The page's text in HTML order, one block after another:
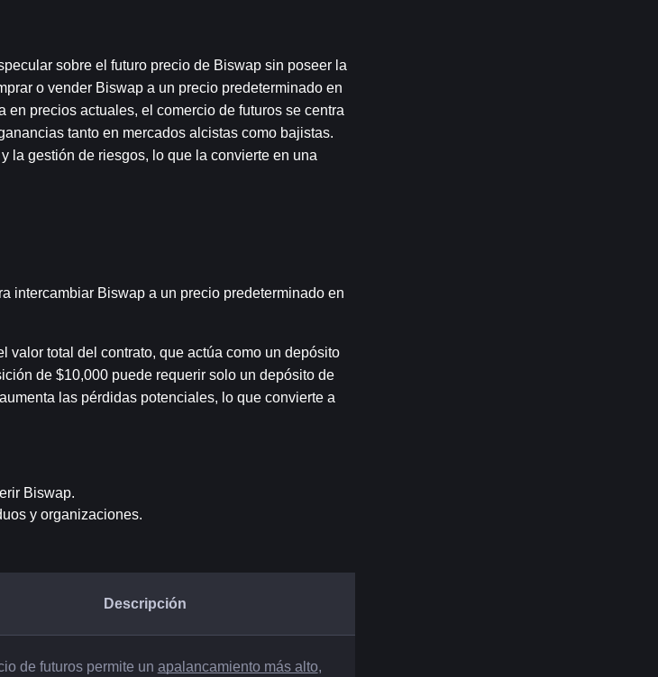
sobre el futuro precio de Biswap sin poseer la
o vender Biswap a un precio predeterminado en
precios actuales, el comercio de futuros se centra
tanto en mercados alcistas como bajistas.
la gestión de riesgos, lo que la convierte en una
intercambiar Biswap a un precio predeterminado en
valor total del contrato, que actúa como un depósito
de $10,000 puede requerir solo un depósito de
las pérdidas potenciales, lo que convierte a
Biswap.
y organizaciones.
Descripción
de futuros permite un apalancamiento más alto,